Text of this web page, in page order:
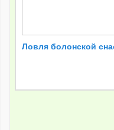
Ловля болонской